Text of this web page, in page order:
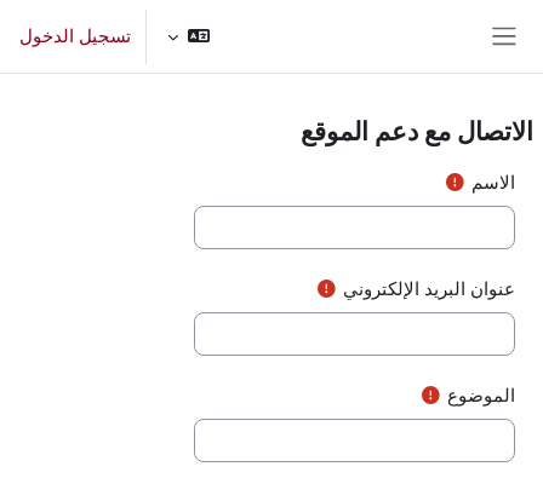
تسجيل الدخول
الاتصال مع دعم الموقع
الاسم
عنوان البريد الإلكتروني
الموضوع